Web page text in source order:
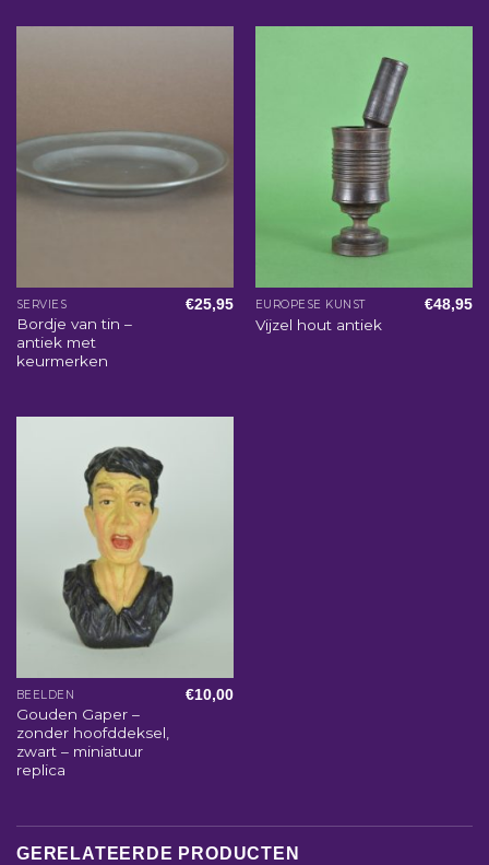
SERVIES
Bordje van tin –
antiek met
keurmerken
€25,95 EUROPESE KUNST
Vijzel hout antiek
€48,95
BEELDEN
Gouden Gaper –
zonder hoofddeksel,
zwart – miniatuur
replica
€10,00
GERELATEERDE PRODUCTEN